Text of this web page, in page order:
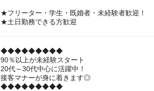
★フリーター・学生・既婚者・未経験者歓迎！
★土日勤務できる方歓迎
◆◆◆◆◆◆◆◆◆
90％以上が未経験スタート
20代～30代中心に活躍中！
接客マナーが身に着きます◎
◆◆◆◆◆◆◆◆◆